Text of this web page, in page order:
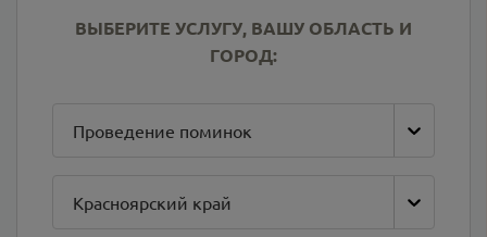
ВЫБЕРИТЕ УСЛУГУ, ВАШУ ОБЛАСТЬ И
ГОРОД:
Проведение поминок
Красноярский край